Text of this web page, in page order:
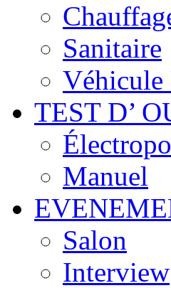
Sanitaire
TEST D’
Manuel
Salon
Interview